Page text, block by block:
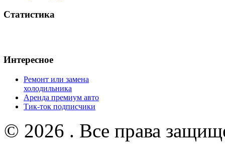
Статистика
Интересное
Ремонт или замена
холодильника
Аренда премиум авто
Тик-ток подписчики
© 2026 . Все права